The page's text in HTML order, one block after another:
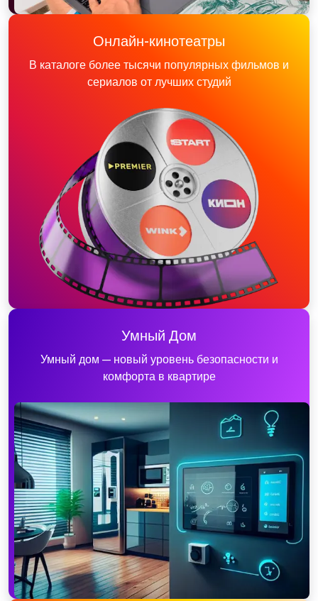
Онлайн-кинотеатры
В каталоге более тысячи популярных фильмов и
сериалов от лучших студий
Умный Дом
Умный дом — новый уровень безопасности и
комфорта в квартире